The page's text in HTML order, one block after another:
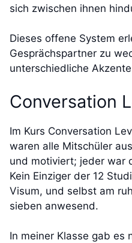
sich zwischen ihnen
Dieses offene System
Gesprächspartner zu
unterschiedliche
Conversation
Im Kurs Conversation
waren alle Mitschüler
und motiviert; jeder war
Kein Einziger der 12
Visum, und selbst am
sieben anwesend.
In meiner Klasse gab es